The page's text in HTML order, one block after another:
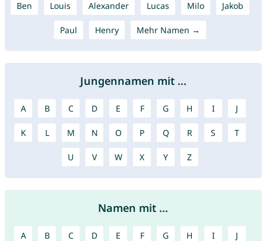
Ben Louis Alexander Lucas Milo Jakob
Paul Henry Mehr Namen →
Jungennamen mit ...
A B C D E F G H I J
K L M N O P Q R S T
U V W X Y Z
Namen mit ...
A B C D E F G H I J